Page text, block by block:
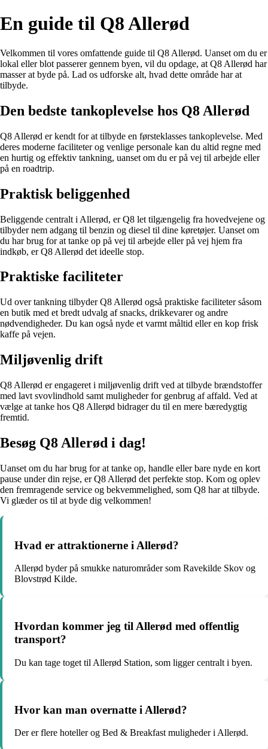
En guide til Q8 Allerød
Velkommen til vores omfattende guide til Q8 Allerød. Uanset om du er
lokal eller blot passerer gennem byen, vil du opdage, at Q8 Allerød har
masser at byde på. Lad os udforske alt, hvad dette område har at
tilbyde.
Den bedste tankoplevelse hos Q8 Allerød
Q8 Allerød er kendt for at tilbyde en førsteklasses tankoplevelse. Med
deres moderne faciliteter og venlige personale kan du altid regne med
en hurtig og effektiv tankning, uanset om du er på vej til arbejde eller
på en roadtrip.
Praktisk beliggenhed
Beliggende centralt i Allerød, er Q8 let tilgængelig fra hovedvejene og
tilbyder nem adgang til benzin og diesel til dine køretøjer. Uanset om
du har brug for at tanke op på vej til arbejde eller på vej hjem fra
indkøb, er Q8 Allerød det ideelle stop.
Praktiske faciliteter
Ud over tankning tilbyder Q8 Allerød også praktiske faciliteter såsom
en butik med et bredt udvalg af snacks, drikkevarer og andre
nødvendigheder. Du kan også nyde et varmt måltid eller en kop frisk
kaffe på vejen.
Miljøvenlig drift
Q8 Allerød er engageret i miljøvenlig drift ved at tilbyde brændstoffer
med lavt svovlindhold samt muligheder for genbrug af affald. Ved at
vælge at tanke hos Q8 Allerød bidrager du til en mere bæredygtig
fremtid.
Besøg Q8 Allerød i dag!
Uanset om du har brug for at tanke op, handle eller bare nyde en kort
pause under din rejse, er Q8 Allerød det perfekte stop. Kom og oplev
den fremragende service og bekvemmelighed, som Q8 har at tilbyde.
Vi glæder os til at byde dig velkommen!
Hvad er attraktionerne i Allerød?
Allerød byder på smukke naturområder som Ravekilde Skov og
Blovstrød Kilde.
Hvordan kommer jeg til Allerød med offentlig
transport?
Du kan tage toget til Allerød Station, som ligger centralt i byen.
Hvor kan man overnatte i Allerød?
Der er flere hoteller og Bed & Breakfast muligheder i Allerød.